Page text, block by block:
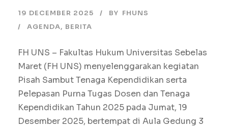
19 DECEMBER 2025 BY FHUNS
AGENDA, BERITA
FH UNS – Fakultas Hukum Universitas Sebelas
Maret (FH UNS) menyelenggarakan kegiatan
Pisah Sambut Tenaga Kependidikan serta
Pelepasan Purna Tugas Dosen dan Tenaga
Kependidikan Tahun 2025 pada Jumat, 19
Desember 2025, bertempat di Aula Gedung 3